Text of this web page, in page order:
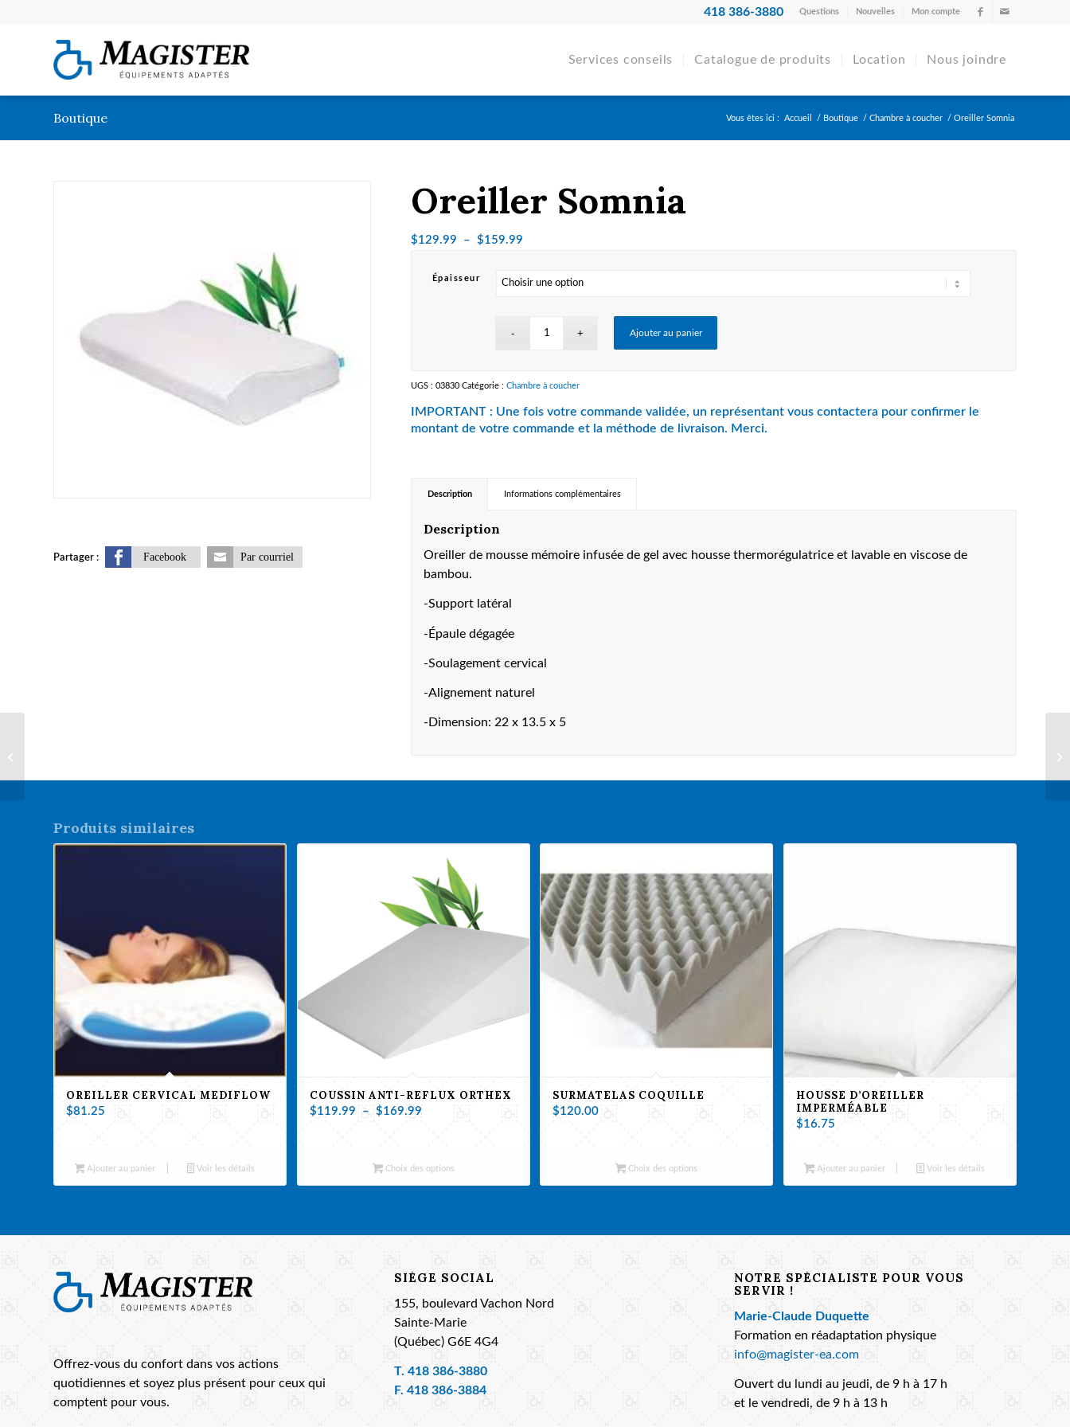
Questions Nouvelles Mon compte
418 386-3880
Services conseils Catalogue de produits Location Nous joindre
Boutique Vous êtes ici : Accueil / Boutique / Chambre à coucher / Oreiller Somnia
Partager : Facebook Par courriel
Oreiller Somnia
$129.99 – $159.99
prix :
$159.99
Épaisseur
Ajouter au panier
UGS :03830 Catégorie :Chambre à coucher
Description Informations complémentaires
Description
Oreiller de mousse mémoire infusée de gel avec housse thermorégulatrice et lavable en viscose de
bambou.
-Support latéral
-Épaule dégagée
-Soulagement cervical
-Alignement naturel
-Dimension: 22 x 13.5 x 5
Produits similaires
OREILLER CERVICAL MEDIFLOW
$81.25
Ajouter au panier Voir les détails
COUSSIN ANTI-REFLUX ORTHEX
$119.99 – $169.99Plage
$119.99
à
Choix des options
SURMATELAS COQUILLE
$120.00
Choix des options
HOUSSE D’OREILLER
IMPERMÉABLE
$16.75
Ajouter au panier Voir les détails
Offrez-vous du confort dans vos actions
quotidiennes et soyez plus présent pour ceux qui
comptent pour vous.
SIÈGE SOCIAL
155, boulevard Vachon Nord
Sainte-Marie
(Québec) G6E 4G4
T. 418 386-3880
F. 418 386-3884
NOTRE SPÉCIALISTE POUR VOUS
SERVIR !
Marie-Claude Duquette
Formation en réadaptation physique
info@magister-ea.com
Ouvert du lundi au jeudi, de 9 h à 17 h
et le vendredi, de 9 h à 13 h